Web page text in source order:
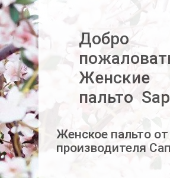
Добро
Женские
пальто
Женское пальто от
производителя